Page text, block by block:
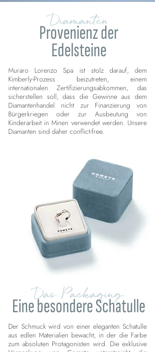
Diamanten
Provenienz der
Edelsteine
Muraro Lorenzo Spa ist stolz darauf, dem
Kimberly-Prozess beizutreten, einem
internationalen Zertifizierungsabkommen, das
sicherstellen soll, dass die Gewinne aus dem
Diamantenhandel nicht zur Finanzierung von
Bürgerkriegen oder zur Ausbeutung von
Kinderarbeit in Minen verwendet werden. Unsere
Diamanten sind daher conflict-free.
Das Packaging
Eine besondere Schatulle
Der Schmuck wird von einer eleganten Schatulle
aus edlen Materialien bewacht, in der die Farbe
zum absoluten Protagonisten wird. Die exklusive